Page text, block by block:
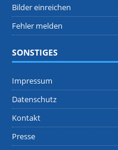
Bilder einreichen
Fehler melden
SONSTIGES
Impressum
Datenschutz
Kontakt
Presse